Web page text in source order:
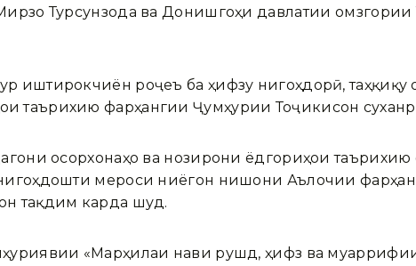
Турсунзода ва Донишгоҳи давлатии
иштирокчиён роҷеъ ба ҳифзу нигоҳдорӣ, таҳқиқу
таърихию фарҳангии Ҷумҳурии Тоҷикисон
осорхонаҳо ва нозирони ёдгориҳои
мероси ниёгон нишони Аълочии
тақдим карда шуд.
«Марҳилаи нави рушд, ҳифз ва